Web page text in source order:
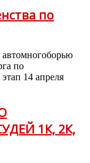
по
по
14 апреля
1К, 2К,